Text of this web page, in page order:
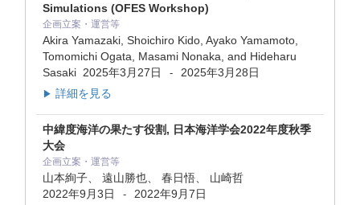
Simulations (OFES Workshop)
企画立案・運営等
Akira Yamazaki, Shoichiro Kido, Ayako Yamamoto,
Tomomichi Ogata, Masami Nonaka, and Hideharu
Sasaki 2025年3月27日 - 2025年3月28日
▶ 詳細を見る
中緯度海洋の果たす役割, 日本海洋学会2022年度秋季
大会
企画立案・運営等
山本絢子、 遠山勝也、 春日悟、 山崎哲
2022年9月3日
- 2022年9月7日